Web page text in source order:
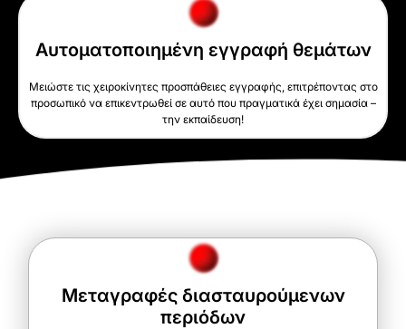
Αυτοματοποιημένη εγγραφή θεμάτων
Μειώστε τις χειροκίνητες προσπάθειες εγγραφής, επιτρέποντας στο
προσωπικό να επικεντρωθεί σε αυτό που πραγματικά έχει σημασία –
την εκπαίδευση!
Μεταγραφές διασταυρούμενων
περιόδων